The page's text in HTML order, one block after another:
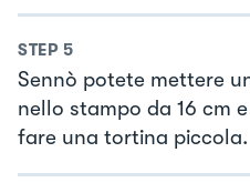
STEP 5
Sennò potete mettere
nello stampo da 16 cm
fare una tortina piccola.